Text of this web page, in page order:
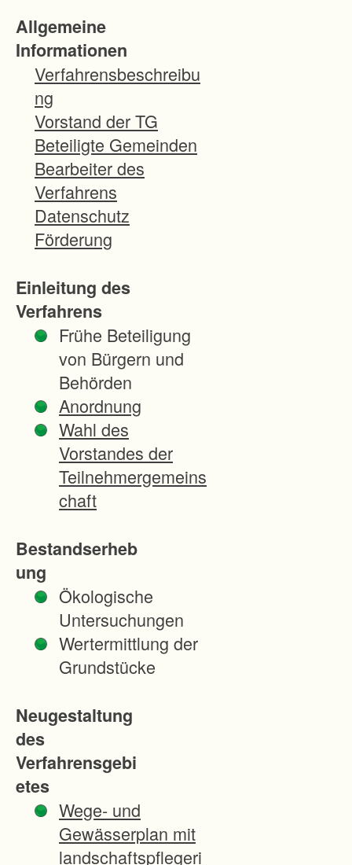
Allgemeine
Informationen
Verfahrensbeschreibu
ng
Vorstand der TG
Beteiligte Gemeinden
Bearbeiter des
Verfahrens
Datenschutz
Förderung
Einleitung des
Verfahrens
Frühe Beteiligung
von Bürgern und
Behörden
Anordnung
Wahl des
Vorstandes der
Teilnehmergemeins
chaft
Bestandserheb
ung
Ökologische
Untersuchungen
Wertermittlung der
Grundstücke
Neugestaltung
des
Verfahrensgebi
etes
Wege- und
Gewässerplan mit
landschaftspflegeri